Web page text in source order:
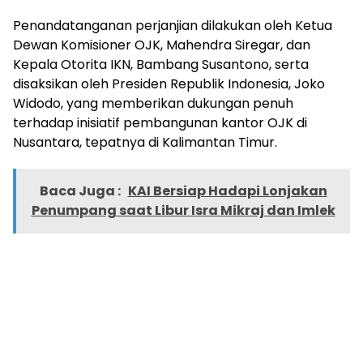
Penandatanganan perjanjian dilakukan oleh Ketua
Dewan Komisioner OJK, Mahendra Siregar, dan
Kepala Otorita IKN, Bambang Susantono, serta
disaksikan oleh Presiden Republik Indonesia, Joko
Widodo, yang memberikan dukungan penuh
terhadap inisiatif pembangunan kantor OJK di
Nusantara, tepatnya di Kalimantan Timur.
Baca Juga : KAI Bersiap Hadapi Lonjakan
Penumpang saat Libur Isra Mikraj dan Imlek